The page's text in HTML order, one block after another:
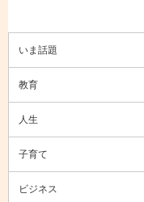
いま話題
教育
人生
子育て
ビジネス